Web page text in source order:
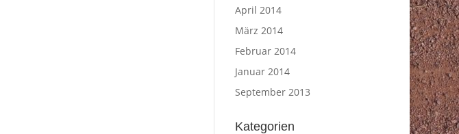
April 2014
März 2014
Februar 2014
Januar 2014
September 2013
Kategorien